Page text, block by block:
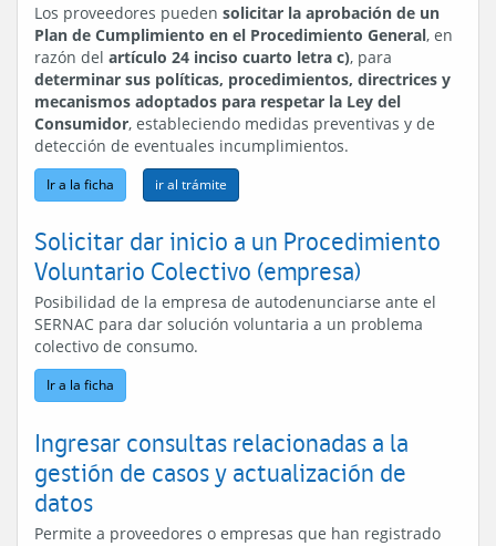
Los proveedores pueden solicitar la aprobación de un
Plan de Cumplimiento en el Procedimiento General, en
razón del artículo 24 inciso cuarto letra c), para
determinar sus políticas, procedimientos, directrices y
mecanismos adoptados para respetar la Ley del
Consumidor, estableciendo medidas preventivas y de
detección de eventuales incumplimientos.
Ir a la ficha
Solicitar dar inicio a un Procedimiento
Voluntario Colectivo (empresa)
Posibilidad de la empresa de autodenunciarse ante el
SERNAC para dar solución voluntaria a un problema
colectivo de consumo.
Ir a la ficha
Ingresar consultas relacionadas a la
gestión de casos y actualización de
datos
Permite a proveedores o empresas que han registrado